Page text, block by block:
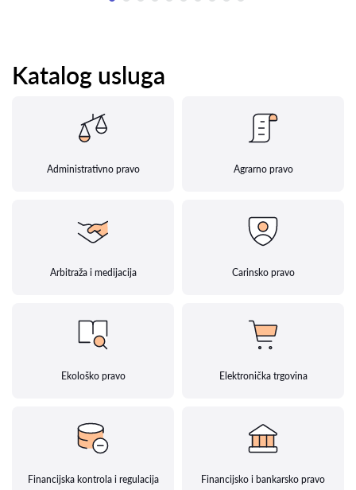
Katalog usluga
Administrativno pravo Agrarno pravo
Arbitraža i medijacija Carinsko pravo
Ekološko pravo Elektronička trgovina
Financijska kontrola i regulacija Financijsko i bankarsko pravo